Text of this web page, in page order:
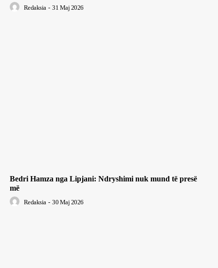
Redaksia - 31 Maj 2026
Bedri Hamza nga Lipjani: Ndryshimi nuk mund të presë
më
Redaksia - 30 Maj 2026